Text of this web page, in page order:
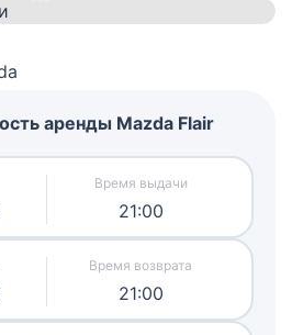
аренды Mazda Flair
21:00
21:00